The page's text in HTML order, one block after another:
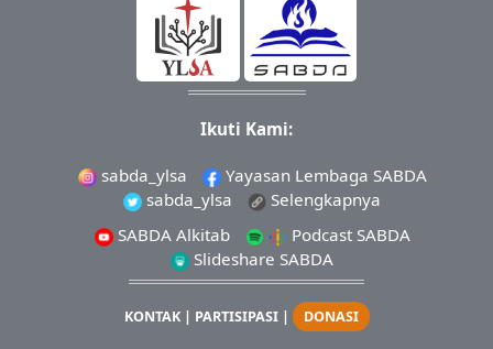
Ikuti Kami:
sabda_ylsa
Yayasan Lembaga SABDA
sabda_ylsa
Selengkapnya
SABDA Alkitab
Podcast SABDA
Slideshare SABDA
KONTAK| PARTISIPASI| DONASI